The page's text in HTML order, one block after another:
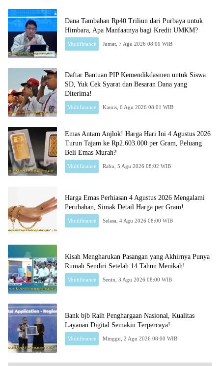
Dana Tambahan Rp40 Triliun dari Purbaya untuk
Himbara, Apa Manfaatnya bagi Kredit UMKM?
Multifinance Jumat, 7 Agu 2026 08:00 WIB
Daftar Bantuan PIP Kemendikdasmen untuk Siswa
SD, Yuk Cek Syarat dan Besaran Dana yang
Diterima!
Multifinance Kamis, 6 Agu 2026 08:01 WIB
Emas Antam Anjlok! Harga Hari Ini 4 Agustus 2026
Turun Tajam ke Rp2.603.000 per Gram, Peluang
Beli Emas Murah?
Multifinance Rabu, 5 Agu 2026 08:02 WIB
Harga Emas Perhiasan 4 Agustus 2026 Mengalami
Perubahan, Simak Detail Harga per Gram!
Multifinance Selasa, 4 Agu 2026 08:00 WIB
Kisah Mengharukan Pasangan yang Akhirnya Punya
Rumah Sendiri Setelah 14 Tahun Menikah!
Multifinance Senin, 3 Agu 2026 08:00 WIB
Bank bjb Raih Penghargaan Nasional, Kualitas
Layanan Digital Semakin Terpercaya!
Multifinance Minggu, 2 Agu 2026 08:00 WIB